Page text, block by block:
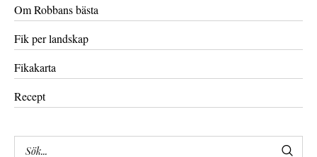
Om Robbans bästa
Fik per landskap
Fikakarta
Recept